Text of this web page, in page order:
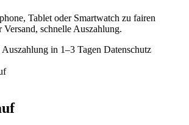
Tablet oder Smartwatch zu fairen
Versand, schnelle Auszahlung.
Auszahlung in 1–3 Tagen Datenschutz